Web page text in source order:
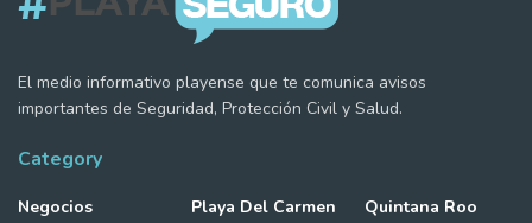
El medio informativo playense que te comunica avisos
importantes de Seguridad, Protección Civil y Salud.
Category
Negocios Playa Del Carmen Quintana Roo